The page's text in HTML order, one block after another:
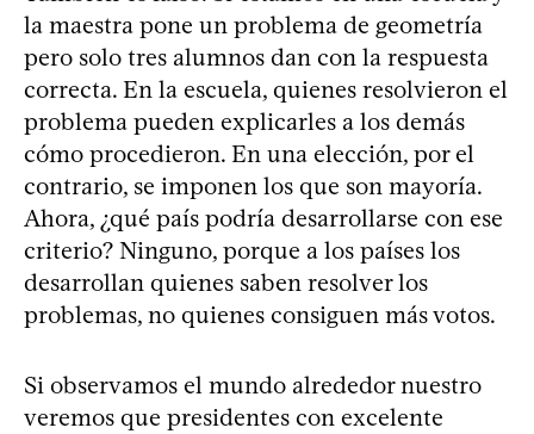
la maestra pone un problema de geometría
pero solo tres alumnos dan con la respuesta
correcta. En la escuela, quienes resolvieron el
problema pueden explicarles a los demás
cómo procedieron. En una elección, por el
contrario, se imponen los que son mayoría.
Ahora, ¿qué país podría desarrollarse con ese
criterio? Ninguno, porque a los países los
desarrollan quienes saben resolver los
problemas, no quienes consiguen más votos.
Si observamos el mundo alrededor nuestro
veremos que presidentes con excelente